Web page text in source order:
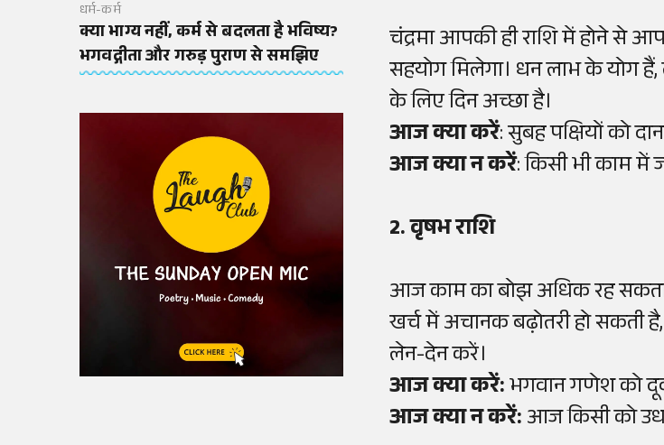
धर्म-कर्म
क्या भाग्य नहीं, कर्म से बदलता है भविष्य?
भगवद्गीता और गरुड़ पुराण से समझिए
चंद्रमा आपकी ही राशि में होने से
सहयोग मिलेगा। धन लाभ के योग
के लिए दिन अच्छा है।
आज क्या करें: सुबह पक्षियों को
आज क्या न करें: किसी भी काम में
2. वृषभ राशि
आज काम का बोझ अधिक रह सकता
खर्च में अचानक बढ़ोतरी हो
लेन-देन करें।
आज क्या करें:भगवान गणेश को
आज क्या न करें:आज किसी को